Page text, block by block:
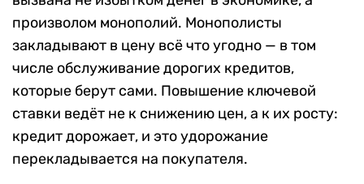
произволом монополий. Монополисты
закладывают в цену всё что угодно — в том
числе обслуживание дорогих кредитов,
которые берут сами. Повышение ключевой
ставки ведёт не к снижению цен, а к их росту:
кредит дорожает, и это удорожание
перекладывается на покупателя.